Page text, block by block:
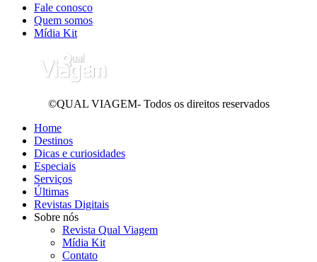
Fale conosco
Quem somos
Mídia Kit
©QUAL VIAGEM- Todos os direitos reservados
Home
Destinos
Dicas e curiosidades
Especiais
Serviços
Últimas
Revistas Digitais
Sobre nós
Revista Qual Viagem
Mídia Kit
Contato